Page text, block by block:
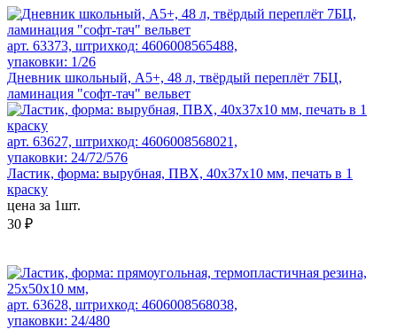
арт. 63373, штрихкод: 4606008565488,
упаковки: 1/26
Дневник школьный, А5+, 48 л, твёрдый переплёт 7БЦ,
ламинация "софт-тач" вельвет
арт. 63627, штрихкод: 4606008568021,
упаковки: 24/72/576
Ластик, форма: вырубная, ПВХ, 40х37х10 мм, печать в 1
краску
цена за 1шт.
30 ₽
арт. 63628, штрихкод: 4606008568038,
упаковки: 24/480